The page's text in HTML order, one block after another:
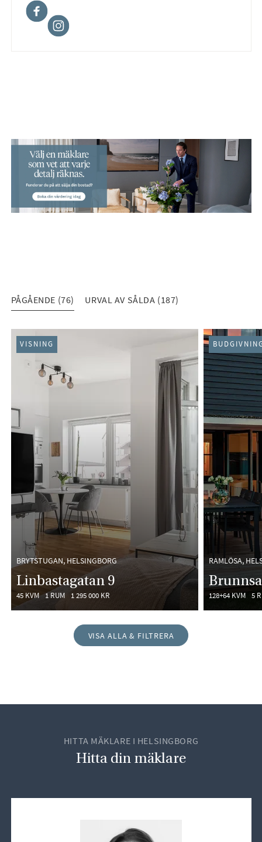
Facebook
PÅGÅENDE (76) URVAL AV SÅLDA (187)
PÅGÅENDE (76)
BRYTSTUGAN, HELSINGBORG
Linbastagatan 9
45 KVM 1 RUM 1 295 000 KR
VISNING
RAMLÖSA,
128+64 KVM 5
VISA ALLA & FILTRERA
HITTA MÄKLARE I HELSINGBORG
Hitta din mäklare